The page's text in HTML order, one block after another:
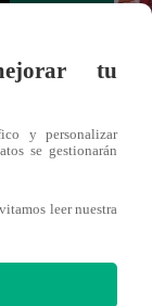
tu
y personalizar
se gestionarán
leer nuestra